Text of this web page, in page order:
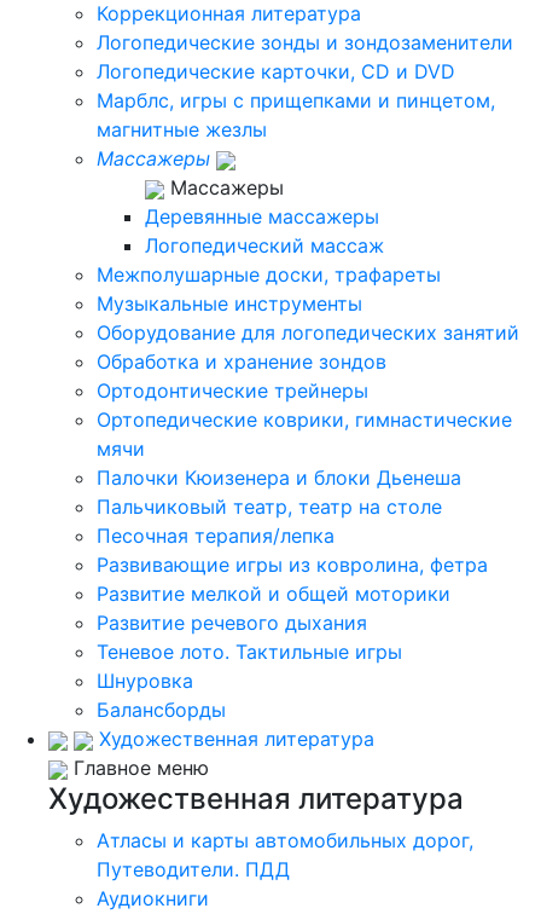
Коррекционная литература
Логопедические зонды и зондозаменители
Логопедические карточки, CD и DVD
Марблс, игры с прищепками и пинцетом,
магнитные жезлы
Массажеры
Массажеры
Деревянные массажеры
Логопедический массаж
Межполушарные доски, трафареты
Музыкальные инструменты
Оборудование для логопедических занятий
Обработка и хранение зондов
Ортодонтические трейнеры
Ортопедические коврики, гимнастические
мячи
Палочки Кюизенера и блоки Дьенеша
Пальчиковый театр, театр на столе
Песочная терапия/лепка
Развивающие игры из ковролина, фетра
Развитие мелкой и общей моторики
Развитие речевого дыхания
Теневое лото. Тактильные игры
Шнуровка
Балансборды
Художественная литература
Главное меню
Художественная литература
Атласы и карты автомобильных дорог,
Путеводители. ПДД
Аудиокниги